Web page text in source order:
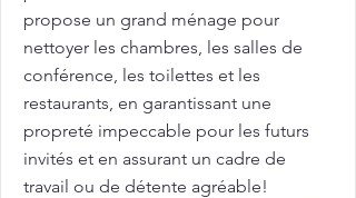
propose un grand ménage pour
nettoyer les chambres, les salles de
conférence, les toilettes et les
restaurants, en garantissant une
propreté impeccable pour les futurs
invités et en assurant un cadre de
travail ou de détente agréable!